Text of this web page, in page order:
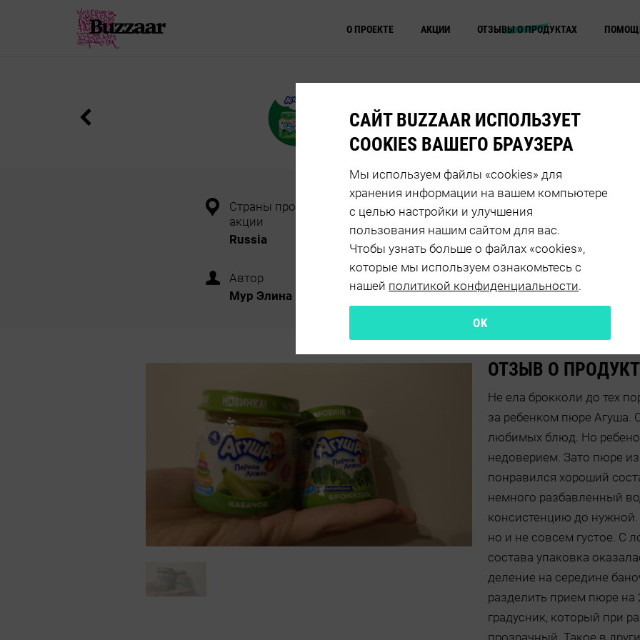
О ПРОЕКТЕ АКЦИИ ОТЗЫВЫ О ПРОДУКТАХ
МОЙ ЛЮБИМЫЙ
Страны проведения
акции
Russia
Автор
Мур Элина
Оценка продукта
ОТЗЫВ О
Не ела брокколи до тех
за ребенком пюре Агуша.
любимых блюд. Но
недоверием. Зато пюре
понравился хороший
немного разбавленный
консистенцию до
но и не совсем густое. С
состава упаковка
деление на середине
разделить прием пюре на
градусник, который при
прозрачный. Такое в
САЙТ BUZZAAR ИСПОЛЬЗУЕТ
COOKIES ВАШЕГО БРАУЗЕРА
Мы используем файлы «cookies» для
хранения информации на вашем компьютере
с целью настройки и улучшения
пользования нашим сайтом для вас.
Чтобы узнать больше о файлах «cookies»,
которые мы используем ознакомьтесь с
нашей политикой конфиденциальности.
OK